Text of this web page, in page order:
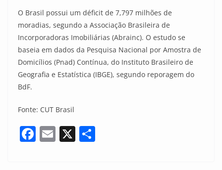
O Brasil possui um déficit de 7,797 milhões de
moradias, segundo a Associação Brasileira de
Incorporadoras Imobiliárias (Abrainc). O estudo se
baseia em dados da Pesquisa Nacional por Amostra de
Domicílios (Pnad) Contínua, do Instituto Brasileiro de
Geografia e Estatística (IBGE), segundo reporagem do
BdF.
Fonte: CUT Brasil
F E X